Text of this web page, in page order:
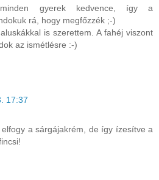
gyerek kedvence, így a
rá, hogy megfőzzék ;-)
is szerettem. A fahéj viszont
az ismétlésre :-)
17:37
a sárgájakrém, de így ízesítve a